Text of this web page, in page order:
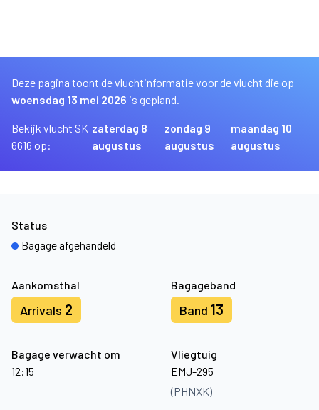
Deze pagina toont de vluchtinformatie voor de vlucht die op
woensdag 13 mei 2026 is gepland.
Bekijk vlucht SK
6616 op:
zaterdag 8
augustus
zondag 9
augustus
maandag 10
augustus
Aankomsthal
Arrivals 2
Bagageband
Band 13
Bagage verwacht om
12:15
Vliegtuig
EMJ-295
(PHNXK)
Status
Bagage afgehandeld